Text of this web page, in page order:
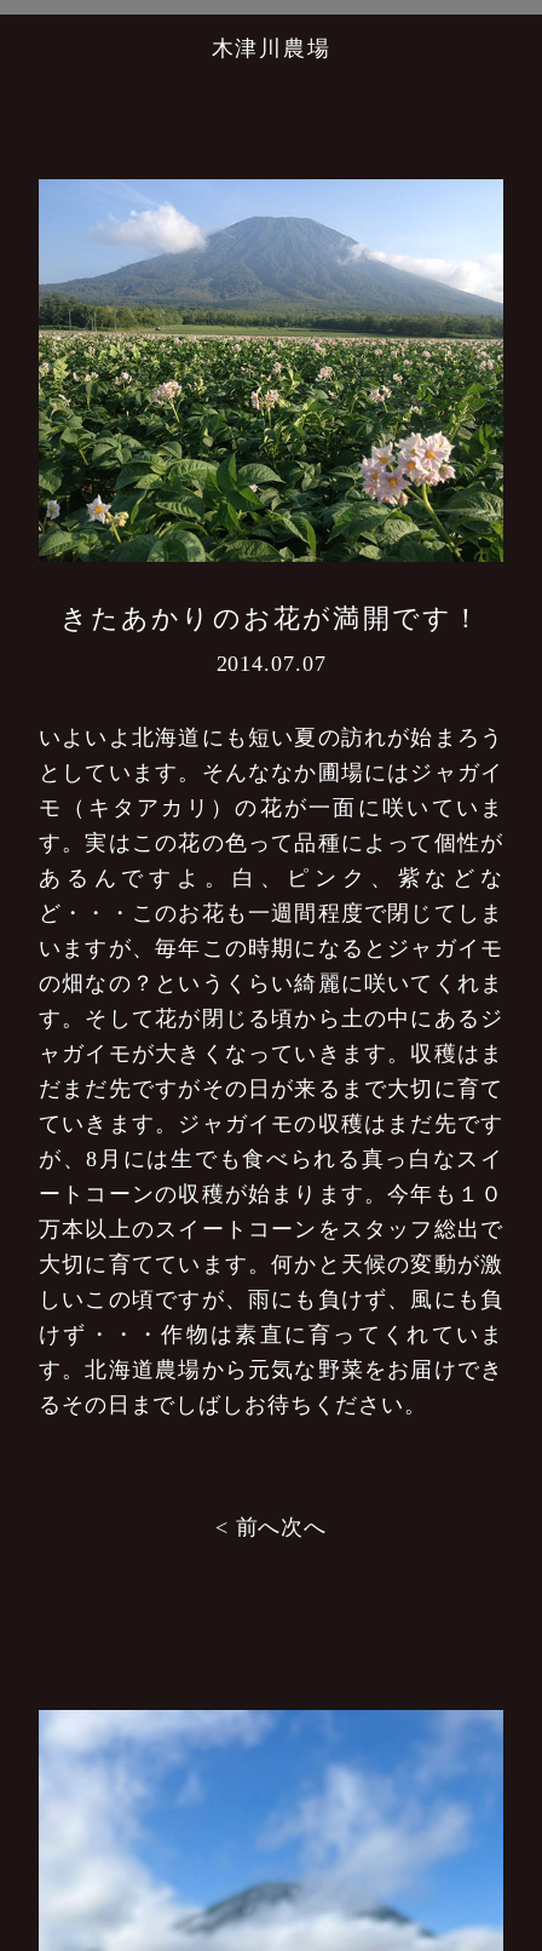
木津川農場
きたあかりのお花が満開です！
2014.07.07
いよいよ北海道にも短い夏の訪れが始まろう
としています。そんななか圃場にはジャガイ
モ（キタアカリ）の花が一面に咲いていま
す。実はこの花の色って品種によって個性が
あるんですよ。白、ピンク、紫などな
ど・・・このお花も一週間程度で閉じてしま
いますが、毎年この時期になるとジャガイモ
の畑なの？というくらい綺麗に咲いてくれま
す。そして花が閉じる頃から土の中にあるジ
ャガイモが大きくなっていきます。収穫はま
だまだ先ですがその日が来るまで大切に育て
ていきます。ジャガイモの収穫はまだ先です
が、8月には生でも食べられる真っ白なスイ
ートコーンの収穫が始まります。今年も１０
万本以上のスイートコーンをスタッフ総出で
大切に育てています。何かと天候の変動が激
しいこの頃ですが、雨にも負けず、風にも負
けず・・・作物は素直に育ってくれていま
す。北海道農場から元気な野菜をお届けでき
るその日までしばしお待ちください。
シ
< 前へ次へ